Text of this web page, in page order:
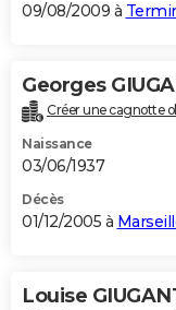
09/08/2009 à
Georges
Créer une cagnotte
Naissance
03/06/1937
Décès
01/12/2005 à
Louise